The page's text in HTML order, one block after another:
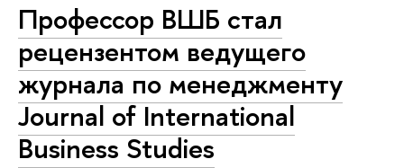
Профессор ВШБ стал
рецензентом ведущего
журнала по менеджменту
Journal of International
Business Studies